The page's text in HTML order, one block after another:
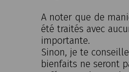
A noter que de
été traités avec
importante.
Sinon, je te conseille
bienfaits ne seront